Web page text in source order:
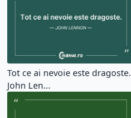
Tot ce ai nevoie este dragoste.
John Len...